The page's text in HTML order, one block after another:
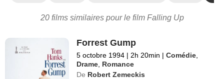
20 films similaires pour le film Falling Up
Forrest Gump
5 octobre 1994 | 2h 20min | Comédie
Drame Romance
De Robert Zemeckis